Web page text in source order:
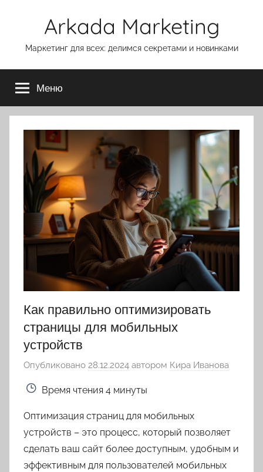
Arkada Marketing
Маркетинг для всех: делимся секретами и новинками
Меню
Как правильно оптимизировать
страницы для мобильных
устройств
Опубликовано 28.12.2024 автором Кира Иванова
Время чтения 4 минуты
Оптимизация страниц для мобильных
устройств – это процесс, который позволяет
сделать ваш сайт более доступным, удобным и
эффективным для пользователей мобильных